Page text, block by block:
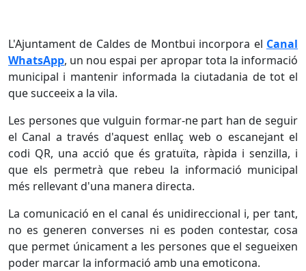
L'Ajuntament de Caldes de Montbui incorpora el Canal
WhatsApp, un nou espai per apropar tota la informació
municipal i mantenir informada la ciutadania de tot el
que succeeix a la vila.
Les persones que vulguin formar-ne part han de seguir
el Canal a través d'aquest enllaç web o escanejant el
codi QR, una acció que és gratuïta, ràpida i senzilla, i
que els permetrà que rebeu la informació municipal
més rellevant d'una manera directa.
La comunicació en el canal és unidireccional i, per tant,
no es generen converses ni es poden contestar, cosa
que permet únicament a les persones que el segueixen
poder marcar la informació amb una emoticona.